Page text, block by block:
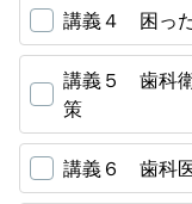
講義４ 困っ
講義５ 歯科
策
講義６ 歯科